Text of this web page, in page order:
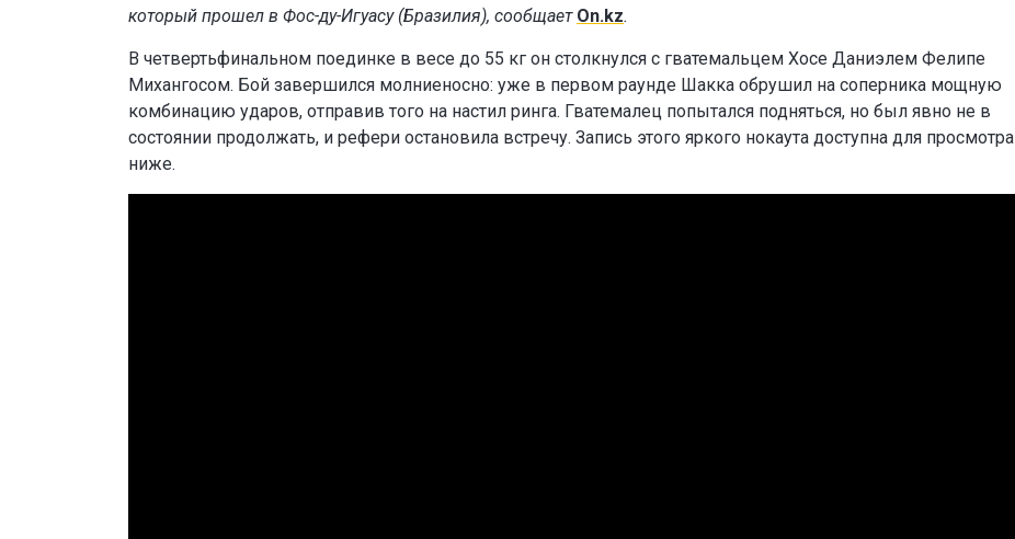
который прошел в Фос-ду-Игуасу (Бразилия), сообщает On.kz.
В четвертьфинальном поединке в весе до 55 кг он столкнулся с гватемальцем Хосе Даниэлем Фелипе
Михангосом. Бой завершился молниеносно: уже в первом раунде Шакка обрушил на соперника мощную
комбинацию ударов, отправив того на настил ринга. Гватемалец попытался подняться, но был явно не в
состоянии продолжать, и рефери остановила встречу. Запись этого яркого нокаута доступна для просмотра
ниже.